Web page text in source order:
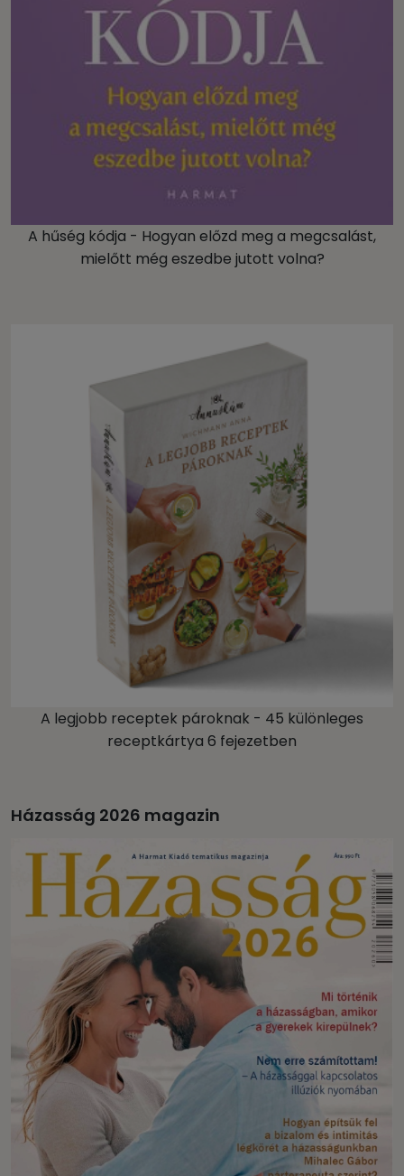
A hűség kódja - Hogyan előzd meg a megcsalást,
mielőtt még eszedbe jutott volna?
A legjobb receptek pároknak - 45 különleges
receptkártya 6 fejezetben
Házasság 2026 magazin